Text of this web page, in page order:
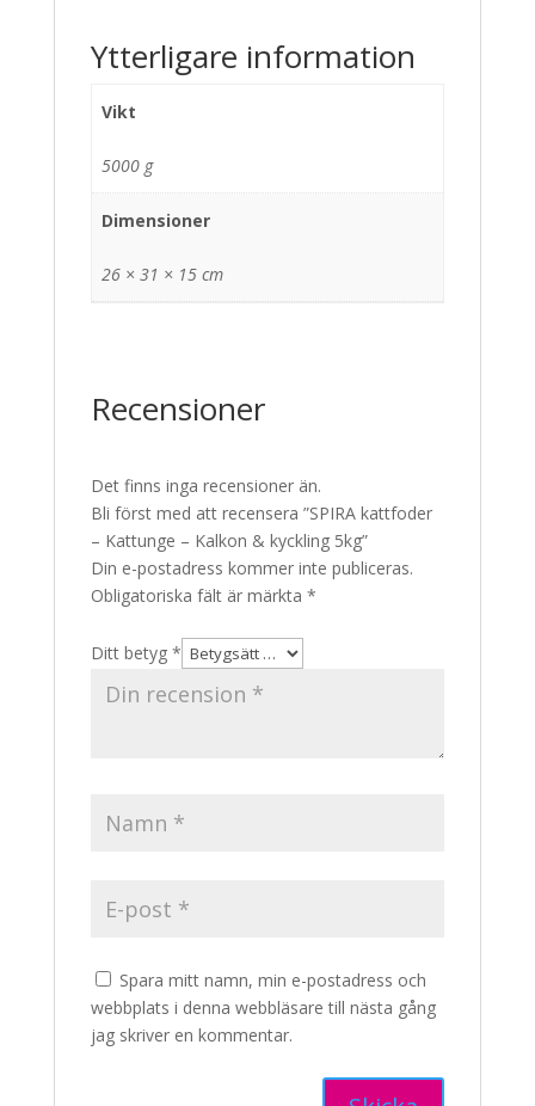
Ytterligare information
Vikt
5000 g
Dimensioner
26 × 31 × 15 cm
Recensioner
Det finns inga recensioner än.
Bli först med att recensera ”SPIRA kattfoder
– Kattunge – Kalkon & kyckling 5kg”
Din e-postadress kommer inte publiceras.
Obligatoriska fält är märkta *
Ditt betyg *
Spara mitt namn, min e-postadress och
webbplats i denna webbläsare till nästa gång
jag skriver en kommentar.